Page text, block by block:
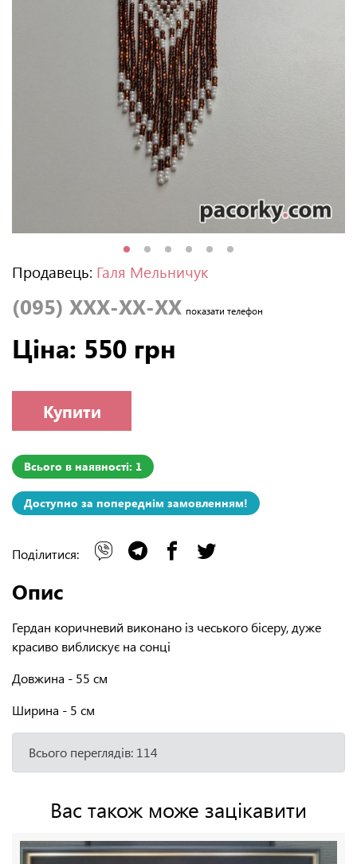
Продавець: Галя Мельничук
(095) XXX-XX-XX показати телефон
Ціна: 550 грн
Купити
Всього в наявності: 1
Доступно за попереднім замовленням!
Поділитися:
Опис
Гердан коричневий виконано із чеського бісеру, дуже
красиво виблискує на сонці
Довжина - 55 см
Ширина - 5 см
Всього переглядів: 114
Вас також може зацікавити